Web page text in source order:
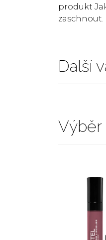
produkt
zaschnout.
Další
Výběr